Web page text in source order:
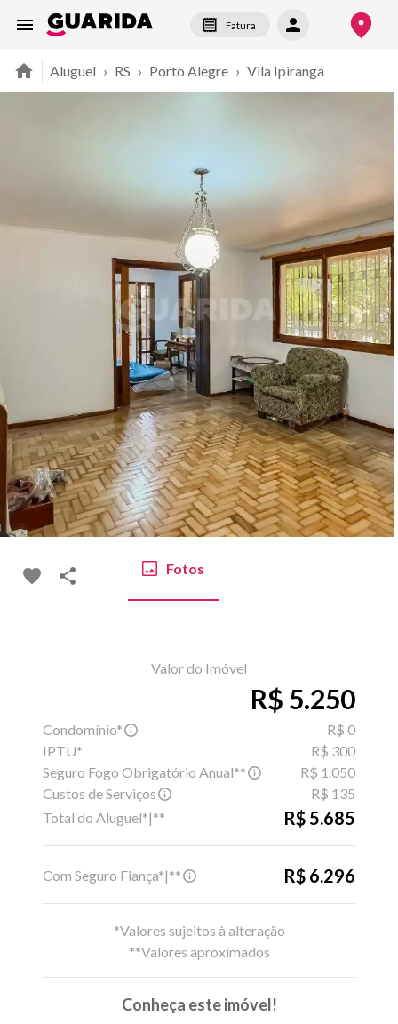
Fatura
Aluguel › RS › Porto Alegre › Vila Ipiranga
Fotos
Valor do Imóvel
R$ 5.250
Condomínio*
R$ 0
IPTU*
R$ 300
Seguro Fogo Obrigatório Anual**
R$ 1.050
Custos de Serviços
R$ 135
Total do Aluguel*|**
R$ 5.685
Com Seguro Fiança*|** R$ 6.296
*Valores sujeitos à alteração
**Valores aproximados
Conheça este imóvel!